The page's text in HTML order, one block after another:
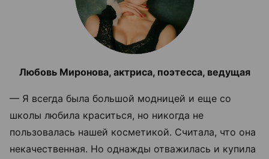
Любовь Миронова, актриса, поэтесса, ведущая
— Я всегда была большой модницей и еще со
школы любила краситься, но никогда не
пользовалась нашей косметикой. Считала, что она
некачественная. Но однажды отважилась и купила